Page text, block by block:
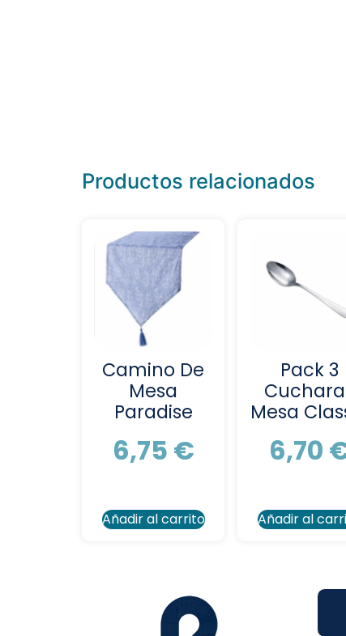
Productos relacionados
Camino De
Mesa
Paradise
6,75 €
Añadir al carrito
Pack 3
Mesa
6,70
Añadir al